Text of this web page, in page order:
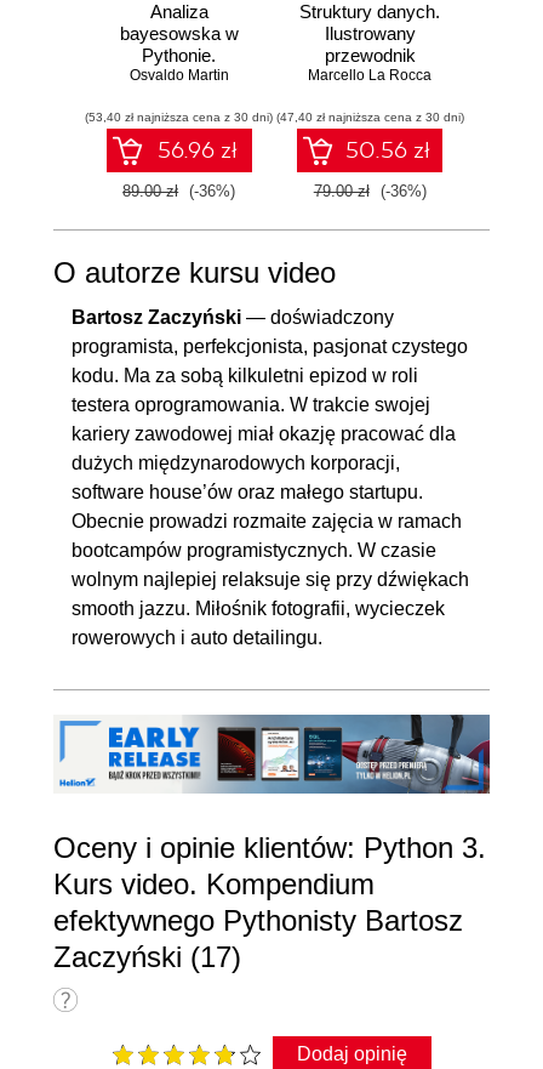
Analiza
bayesowska w
Pythonie.
Praktyczny
modelowaniu
probabilistycznym.
Wydanie III
Osvaldo Martin
(53,40 zł najniższa cena z 30 dni)
56.96 zł
89.00 zł (-36%)
Struktury danych.
Ilustrowany
przewodnik
Marcello La Rocca
(47,40 zł najniższa cena z 30 dni)
50.56 zł
79.00 zł (-36%)
O autorze kursu video
Bartosz Zaczyński — doświadczony
programista, perfekcjonista, pasjonat czystego
kodu. Ma za sobą kilkuletni epizod w roli
testera oprogramowania. W trakcie swojej
kariery zawodowej miał okazję pracować dla
dużych międzynarodowych korporacji,
software house’ów oraz małego startupu.
Obecnie prowadzi rozmaite zajęcia w ramach
bootcampów programistycznych. W czasie
wolnym najlepiej relaksuje się przy dźwiękach
smooth jazzu. Miłośnik fotografii, wycieczek
rowerowych i auto detailingu.
Oceny i opinie klientów: Python 3.
Kurs video. Kompendium
efektywnego Pythonisty Bartosz
Zaczyński (17)
Dodaj opinię